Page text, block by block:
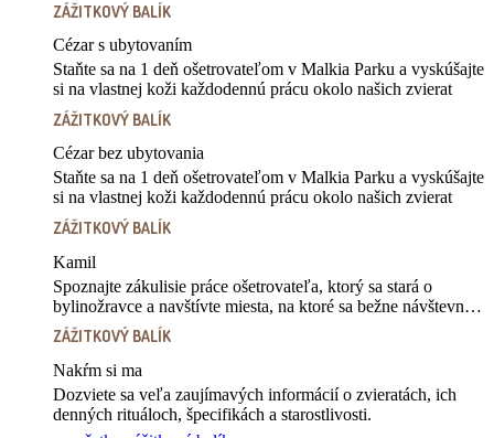
ZÁŽITKOVÝ BALÍK
Cézar s ubytovaním
Staňte sa na 1 deň ošetrovateľom v Malkia Parku a vyskúšajte
si na vlastnej koži každodennú prácu okolo našich zvierat
ZÁŽITKOVÝ BALÍK
Cézar bez ubytovania
Staňte sa na 1 deň ošetrovateľom v Malkia Parku a vyskúšajte
si na vlastnej koži každodennú prácu okolo našich zvierat
ZÁŽITKOVÝ BALÍK
Kamil
Spoznajte zákulisie práce ošetrovateľa, ktorý sa stará o
bylinožravce a navštívte miesta, na ktoré sa bežne návštevník
nedostane
ZÁŽITKOVÝ BALÍK
Nakŕm si ma
Dozviete sa veľa zaujímavých informácií o zvieratách, ich
denných rituáloch, špecifikách a starostlivosti.